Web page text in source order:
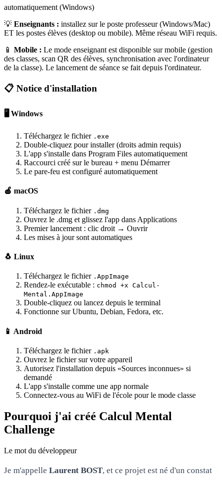
automatiquement (Windows)
💡 Enseignants : installez sur le poste professeur (Windows/Mac)
ET les postes élèves (desktop ou mobile). Même réseau WiFi requis.
📱 Mobile : Le mode enseignant est disponible sur mobile (gestion
des classes, scan QR des élèves, synchronisation avec l'ordinateur
de la classe). Le lancement de séance se fait depuis l'ordinateur.
📋 Notice d'installation
🖥️ Windows
Téléchargez le fichier .exe
Double-cliquez pour installer (droits admin requis)
L'app s'installe dans Program Files automatiquement
Raccourci créé sur le bureau + menu Démarrer
Le pare-feu est configuré automatiquement
🍎 macOS
Téléchargez le fichier .dmg
Ouvrez le .dmg et glissez l'app dans Applications
Premier lancement : clic droit → Ouvrir
Les mises à jour sont automatiques
🐧 Linux
Téléchargez le fichier .AppImage
Rendez-le exécutable : chmod +x Calcul-
Mental.AppImage
Double-cliquez ou lancez depuis le terminal
Fonctionne sur Ubuntu, Debian, Fedora, etc.
📱 Android
Téléchargez le fichier .apk
Ouvrez le fichier sur votre appareil
Autorisez l'installation depuis «Sources inconnues» si
demandé
L'app s'installe comme une app normale
Connectez-vous au WiFi de l'école pour le mode classe
Pourquoi j'ai créé Calcul Mental
Challenge
Le mot du développeur
Je m'appelle Laurent BOST, et ce projet est né d'un constat